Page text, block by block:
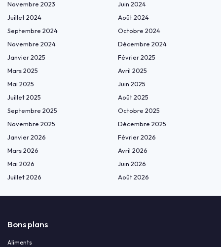
Novembre 2023
Juin 2024
Juillet 2024
Août 2024
Septembre 2024
Octobre 2024
Novembre 2024
Décembre 2024
Janvier 2025
Février 2025
Mars 2025
Avril 2025
Mai 2025
Juin 2025
Juillet 2025
Août 2025
Septembre 2025
Octobre 2025
Novembre 2025
Décembre 2025
Janvier 2026
Février 2026
Mars 2026
Avril 2026
Mai 2026
Juin 2026
Juillet 2026
Août 2026
Bons plans
Aliments